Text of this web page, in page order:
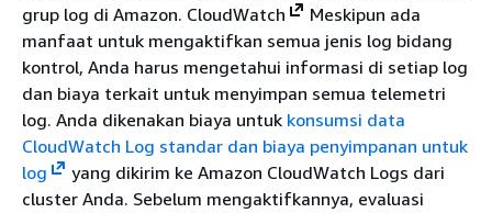
grup log di Amazon. CloudWatch
Meskipun ada
manfaat untuk mengaktifkan semua jenis log bidang
kontrol, Anda harus mengetahui informasi di setiap log
dan biaya terkait untuk menyimpan semua telemetri
log. Anda dikenakan biaya untuk konsumsi data
CloudWatch Log standar dan biaya penyimpanan untuk
log
yang dikirim ke Amazon CloudWatch Logs dari
cluster Anda. Sebelum mengaktifkannya, evaluasi